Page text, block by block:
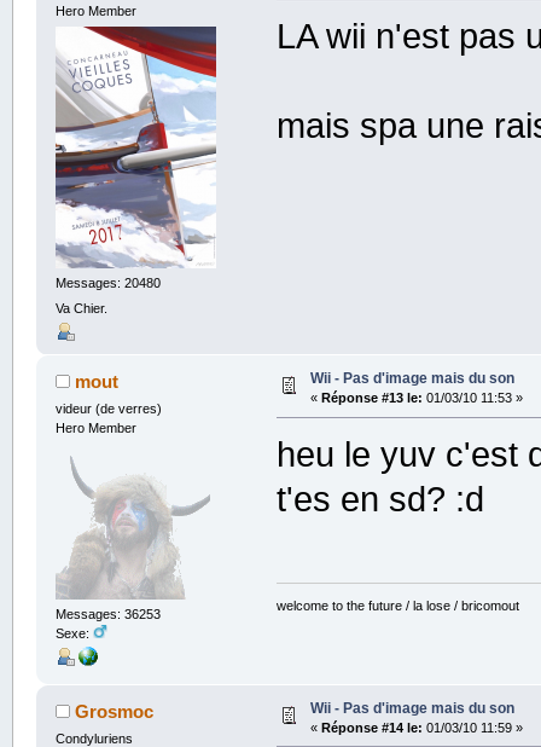
Hero Member
Messages: 20480
Va Chier.
LA wii n'est pas
mais spa une
mout
videur (de verres)
Hero Member
Messages: 36253
Sexe:
Wii - Pas d'image mais du son
« Réponse #13 le: 01/03/10 11:53 »
heu le yuv c'est
t'es en sd? :d
welcome to the future / la lose / bricomout
Grosmoc
Condyluriens
Wii - Pas d'image mais du son
« Réponse #14 le: 01/03/10 11:59 »